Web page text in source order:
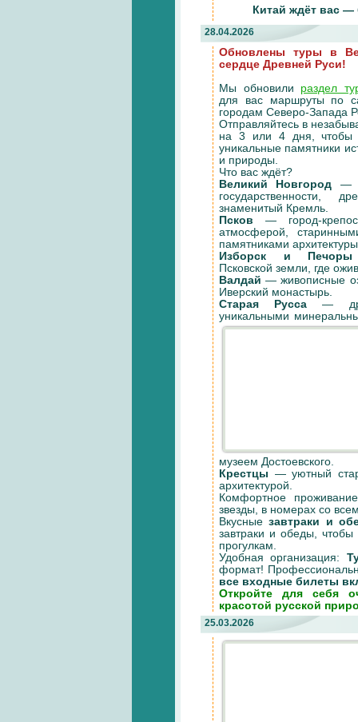
Китай ждёт вас —
28.04.2026
Обновлены туры в
сердце Древней Руси!
Мы обновили раздел
для вас маршруты по
городам Северо-Запада
Отправляйтесь в
на 3 или 4 дня, чтобы
уникальные памятники
и природы.
Что вас ждёт?
Великий Новгород —
государственности,
знаменитый Кремль.
Псков — город-
атмосферой,
памятниками
Изборск и Печоры
Псковской земли, где
Валдай — живописные
Иверский монастырь.
Старая Русса —
уникальными
музеем Достоевского.
Крестцы — уютный
архитектурой.
Комфортное
звезды, в номерах со
Вкусныезавтраки и
завтраки и обеды,
прогулкам.
Удобная организация:
формат!
все входные билеты
Откройте для себя
красотой русской
25.03.2026